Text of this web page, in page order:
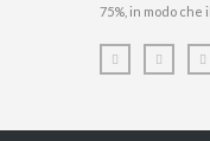
75%, in modo che